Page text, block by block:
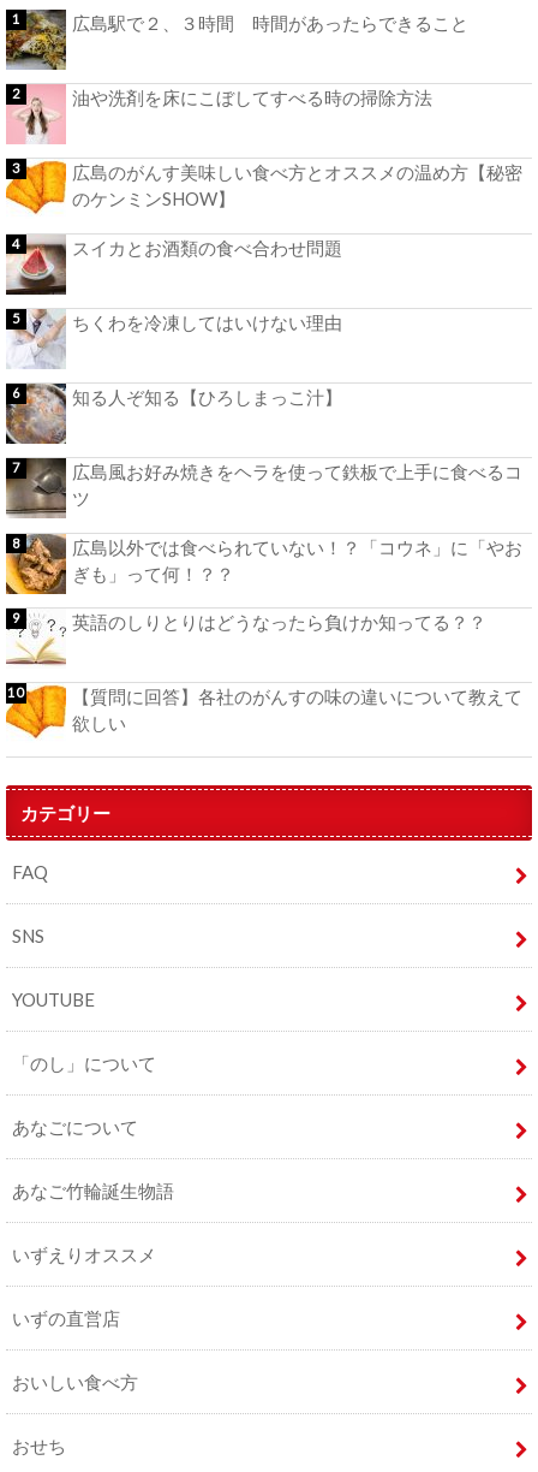
広島駅で２、３時間 時間があったらできること
油や洗剤を床にこぼしてすべる時の掃除方法
広島のがんす美味しい食べ方とオススメの温め方【秘密
のケンミンSHOW】
スイカとお酒類の食べ合わせ問題
ちくわを冷凍してはいけない理由
知る人ぞ知る【ひろしまっこ汁】
広島風お好み焼きをヘラを使って鉄板で上手に食べるコ
ツ
広島以外では食べられていない！？「コウネ」に「やお
ぎも」って何！？？
英語のしりとりはどうなったら負けか知ってる？？
【質問に回答】各社のがんすの味の違いについて教えて
欲しい
カテゴリー
FAQ
SNS
YOUTUBE
「のし」について
あなごについて
あなご竹輪誕生物語
いずえりオススメ
いずの直営店
おいしい食べ方
おせち